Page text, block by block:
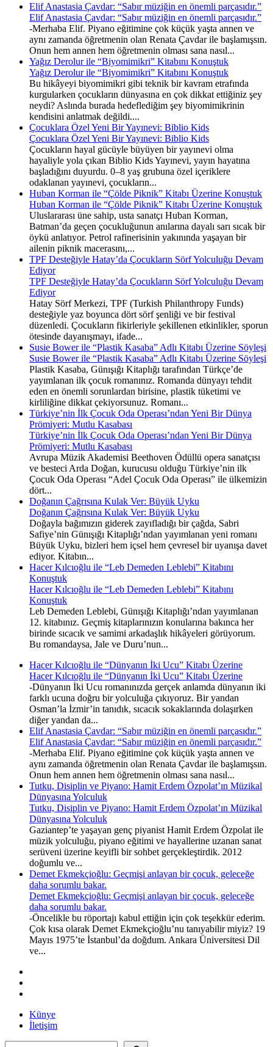
Elif Anastasia Çavdar: “Sabır müziğin en önemli parçasıdır.”
Elif Anastasia Çavdar: “Sabır müziğin en önemli parçasıdır.”
-Merhaba Elif. Piyano eğitimine çok küçük yaşta annen ve
aynı zamanda öğretmenin olan Renata Çavdar ile başlamışsın.
Onun hem annen hem öğretmenin olması sana nasıl...
Yağız Derolur ile “Biyomimikri” Kitabını Konuştuk
Yağız Derolur ile “Biyomimikri” Kitabını Konuştuk
Bu hikâyeyi biyomimikri gibi teknik bir kavram etrafında
kurgularken çocukların dünyasına en çok dikkat ettiğiniz şey
neydi? Aslında burada hedeflediğim şey biyomimikrinin
kendisini anlatmak değildi....
Çocuklara Özel Yeni Bir Yayınevi: Biblio Kids
Çocuklara Özel Yeni Bir Yayınevi: Biblio Kids
Çocukların hayal gücüyle büyüyen bir yayınevi olma
hayaliyle yola çıkan Biblio Kids Yayınevi, yayın hayatına
başladığını duyurdu. 0–8 yaş grubuna özel içeriklere
odaklanan yayınevi, çocukların...
Huban Korman ile “Çölde Piknik” Kitabı Üzerine Konuştuk
Huban Korman ile “Çölde Piknik” Kitabı Üzerine Konuştuk
Uluslararası üne sahip, usta sanatçı Huban Korman,
Batman’da geçen çocukluğunun anılarına dayalı sarı sıcak bir
öykü anlatıyor. Petrol rafinerisinin yakınında yaşayan bir
ailenin piknik macerasını,...
TPF Desteğiyle Hatay’da Çocukların Sörf Yolculuğu Devam
Ediyor
TPF Desteğiyle Hatay’da Çocukların Sörf Yolculuğu Devam
Ediyor
Hatay Sörf Merkezi, TPF (Turkish Philanthropy Funds)
desteğiyle yaz boyunca dört sörf şenliği ve bir festival
düzenledi. Çocukların fikirleriyle şekillenen etkinlikler, sporun
ötesinde dayanışmayı, ifade...
Susie Bower ile “Plastik Kasaba” Adlı Kitabı Üzerine Söyleşi
Susie Bower ile “Plastik Kasaba” Adlı Kitabı Üzerine Söyleşi
Plastik Kasaba, Günışığı Kitaplığı tarafından Türkçe’de
yayımlanan ilk çocuk romanınız. Romanda dünyayı tehdit
eden en önemli sorunlardan birisine, plastik tüketimi ve
kirliliğine dikkat çekiyorsunuz. Romanı...
Türkiye’nin İlk Çocuk Oda Operası’ndan Yeni Bir Dünya
Prömiyeri: Mutlu Kasabası
Türkiye’nin İlk Çocuk Oda Operası’ndan Yeni Bir Dünya
Prömiyeri: Mutlu Kasabası
Avrupa Müzik Akademisi Beethoven Ödüllü opera sanatçısı
ve besteci Arda Doğan, kurucusu olduğu Türkiye’nin ilk
Çocuk Oda Operası “Adel Çocuk Oda Operası” ile ülkemizin
dört...
Doğanın Çağrısına Kulak Ver: Büyük Uyku
Doğanın Çağrısına Kulak Ver: Büyük Uyku
Doğayla bağımızın giderek zayıfladığı bir çağda, Sabri
Safiye’nin Günışığı Kitaplığı’ndan yayımlanan yeni romanı
Büyük Uyku, bizleri hem içsel hem çevresel bir uyanışa davet
ediyor. Kitabın...
Hacer Kılcıoğlu ile “Leb Demeden Leblebi” Kitabını
Konuştuk
Hacer Kılcıoğlu ile “Leb Demeden Leblebi” Kitabını
Konuştuk
Leb Demeden Leblebi, Günışığı Kitaplığı’ndan yayımlanan
12. kitabınız. Geçmiş kitaplarınızın konularına bakınca her
birinde sıcacık ve samimi arkadaşlık hikâyeleri görüyorum.
Bu romandaysa, Jale ve Duru’nun...
Hacer Kılcıoğlu ile “Dünyanın İki Ucu” Kitabı Üzerine
Hacer Kılcıoğlu ile “Dünyanın İki Ucu” Kitabı Üzerine
-Dünyanın İki Ucu romanınızda gerçek anlamda dünyanın iki
farklı ucuna doğru bir yolculuğa çıkıyoruz. Bir yandan
Osman’la İzmir’in tanıdık, sıcacık sokaklarında dolaşırken
diğer yandan da...
Elif Anastasia Çavdar: “Sabır müziğin en önemli parçasıdır.”
Elif Anastasia Çavdar: “Sabır müziğin en önemli parçasıdır.”
-Merhaba Elif. Piyano eğitimine çok küçük yaşta annen ve
aynı zamanda öğretmenin olan Renata Çavdar ile başlamışsın.
Onun hem annen hem öğretmenin olması sana nasıl...
Tutku, Disiplin ve Piyano: Hamit Erdem Özpolat’ın Müzikal
Dünyasına Yolculuk
Tutku, Disiplin ve Piyano: Hamit Erdem Özpolat’ın Müzikal
Dünyasına Yolculuk
Gaziantep’te yaşayan genç piyanist Hamit Erdem Özpolat ile
müzik yolculuğu, piyano eğitimi ve hayallerine uzanan sanat
serüveni üzerine keyifli bir sohbet gerçekleştirdik. 2012
doğumlu ve...
Demet Ekmekçioğlu: Geçmişi anlayan bir çocuk, geleceğe
daha sorumlu bakar.
Demet Ekmekçioğlu: Geçmişi anlayan bir çocuk, geleceğe
daha sorumlu bakar.
-Öncelikle bu röportajı kabul ettiğin için çok teşekkür ederim.
Çok kısa olarak Demet Ekmekçioğlu’nu tanıyabilir miyiz? 19
Mayıs 1975’te İstanbul’da doğdum. Ankara Üniversitesi Dil
ve...
Künye
İletişim